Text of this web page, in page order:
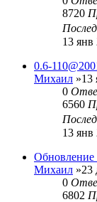
8720
13 янв
0.6-
Михаил »13
0
6560
13 янв
Обновление
Михаил »23
0
6802